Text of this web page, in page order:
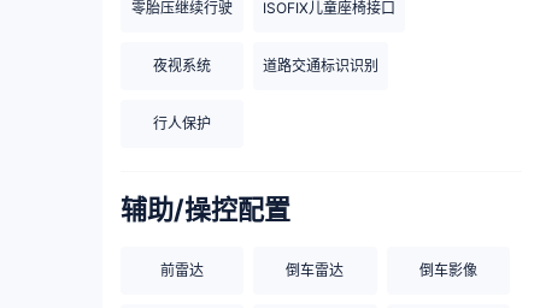
零胎压继续行驶 ISOFIX儿童座椅接口
夜视系统 道路交通标识识别
行人保护
辅助/操控配置
前雷达 倒车雷达 倒车影像